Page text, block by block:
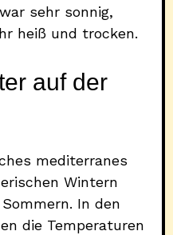
sehr sonnig,
heiß und trocken.
auf der
mediterranes
Wintern
In den
die Temperaturen